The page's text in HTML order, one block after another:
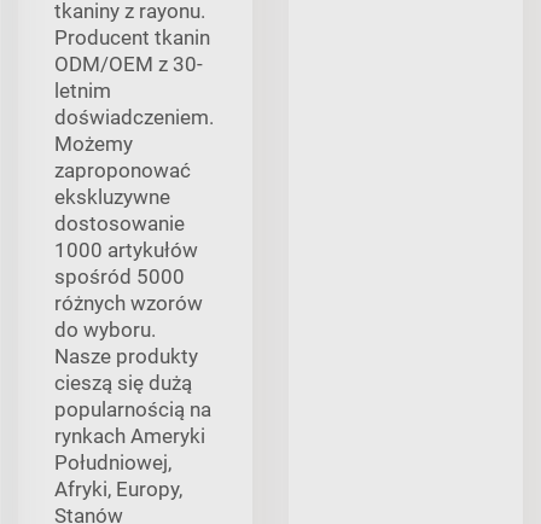
tkaniny z rayonu.
Producent tkanin
ODM/OEM z 30-
letnim
doświadczeniem.
Możemy
zaproponować
ekskluzywne
dostosowanie
1000 artykułów
spośród 5000
różnych wzorów
do wyboru.
Nasze produkty
cieszą się dużą
popularnością na
rynkach Ameryki
Południowej,
Afryki, Europy,
Stanów